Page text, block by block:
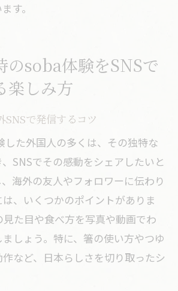
す。
のsoba体験をSNSで
楽しみ方
SNSで発信するコツ
した外国人の多くは、その独特な
SNSでその感動をシェアしたいと
海外の友人やフォロワーに伝わり
、いくつかのポイントがありま
見た目や食べ方を写真や動画でわ
しょう。特に、箸の使い方やつゆ
など、日本らしさを切り取ったシ